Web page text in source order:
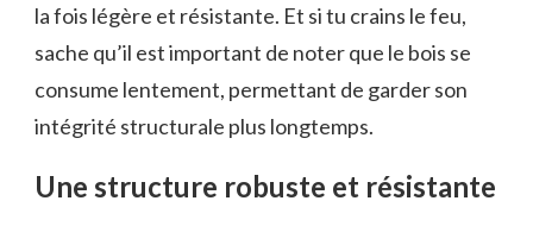
la fois légère et résistante. Et si tu crains le feu,
sache qu’il est important de noter que le bois se
consume lentement, permettant de garder son
intégrité structurale plus longtemps.
Une structure robuste et résistante